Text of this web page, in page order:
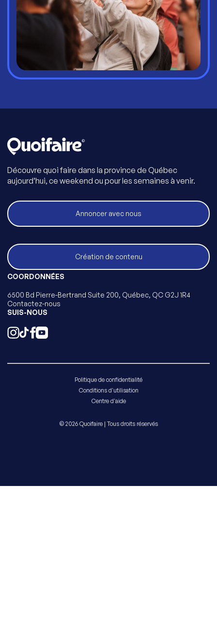
Découvre quoi faire dans la province de Québec
aujourd’hui, ce weekend ou pour les semaines à venir.
Annoncer avec nous
Création de contenu
COORDONNÉES
6500 Bd Pierre-Bertrand Suite 200, Québec, QC G2J 1R4
Contactez-nous
SUIS-NOUS
Politique de confidentialité
Conditions d'utilisation
Centre d'aide
© 2026 Quoifaire | Tous droits réservés